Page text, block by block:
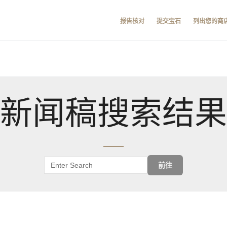
报告核对 提交宝石 列出您的商
新闻稿搜索结果
前往